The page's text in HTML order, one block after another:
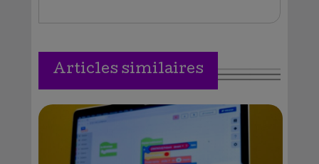
Articles similaires